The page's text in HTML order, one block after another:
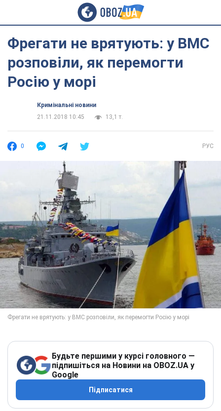
Фрегати не врятують: у ВМС
розповіли, як перемогти
Росію у морі
Кримінальні новини
21.11.2018 10:45
13,1 т.
0 РУС
Будьте першими у курсі головного —
підпишіться на Новини на OBOZ.UA у
Google
Підписатися